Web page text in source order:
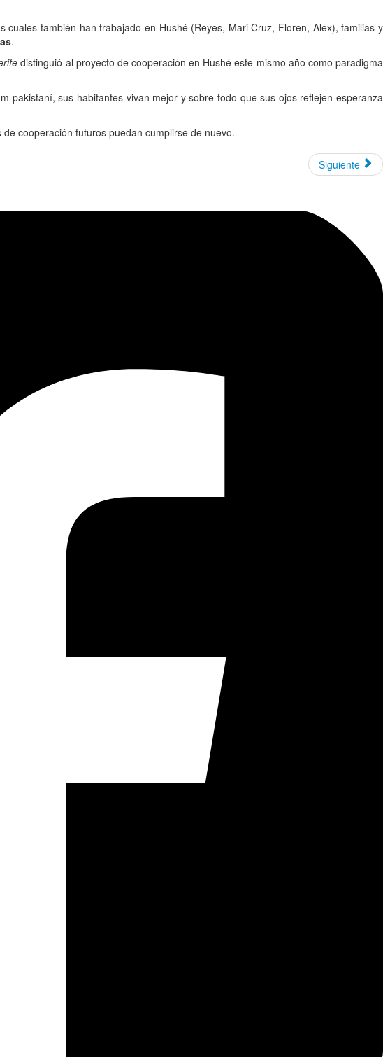
también han trabajado en Hushé (Reyes, Mari Cruz, Floren, Alex), familias y
.
distinguió al proyecto de cooperación en Hushé este mismo año como paradigma
pakistaní, sus habitantes vivan mejor y sobre todo que sus ojos reflejen esperanza
cooperación futuros puedan cumplirse de nuevo.
Siguiente